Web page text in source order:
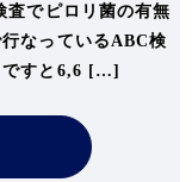
査でピロリ菌の有無
なっているABC検
ですと6,6 […]